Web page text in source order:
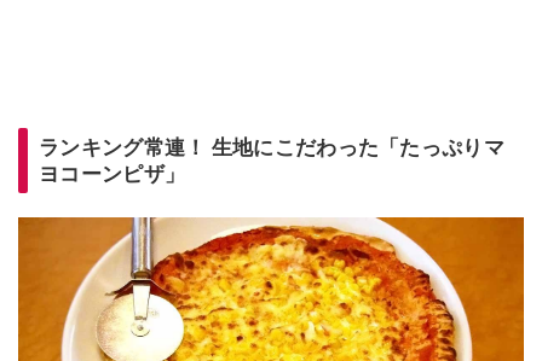
ランキング常連！ 生地にこだわった「たっぷりマ
ヨコーンピザ」